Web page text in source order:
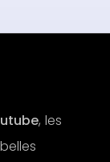
, les